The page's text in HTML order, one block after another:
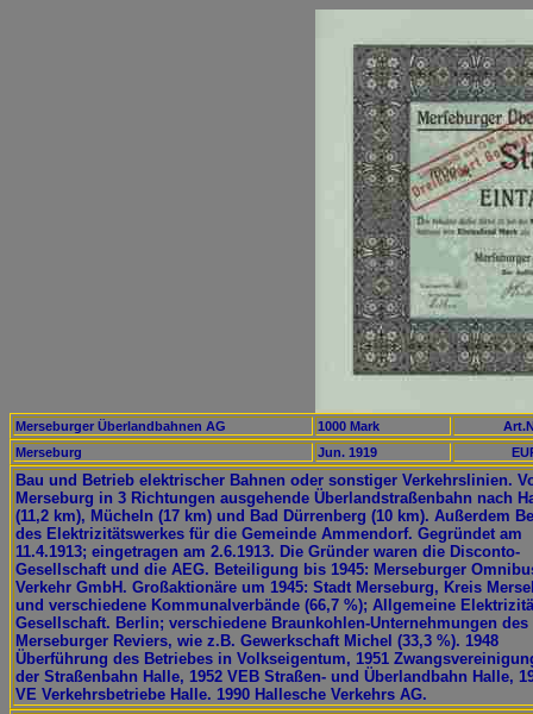
Merseburger Überlandbahnen AG 1000 Mark
Merseburg
Jun. 1919
Bau und Betrieb elektrischer Bahnen oder sonstiger Verkehrslinien.
Merseburg in 3 Richtungen ausgehende Überlandstraßenbahn nach
(11,2 km), Mücheln (17 km) und Bad Dürrenberg (10 km). Außerdem
des Elektrizitätswerkes für die Gemeinde Ammendorf. Gegründet am
11.4.1913; eingetragen am 2.6.1913. Die Gründer waren die Disconto-
Gesellschaft und die AEG. Beteiligung bis 1945: Merseburger
Verkehr GmbH. Großaktionäre um 1945: Stadt Merseburg, Kreis
und verschiedene Kommunalverbände (66,7 %); Allgemeine
Gesellschaft. Berlin; verschiedene Braunkohlen-Unternehmungen des
Merseburger Reviers, wie z.B. Gewerkschaft Michel (33,3 %). 1948
Überführung des Betriebes in Volkseigentum, 1951
der Straßenbahn Halle, 1952 VEB Straßen- und Überlandbahn Halle,
VE Verkehrsbetriebe Halle. 1990 Hallesche Verkehrs AG.